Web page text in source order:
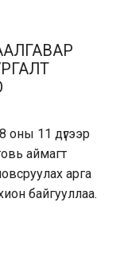
оны 11 дүгээр
аймагт
арга
байгууллаа.